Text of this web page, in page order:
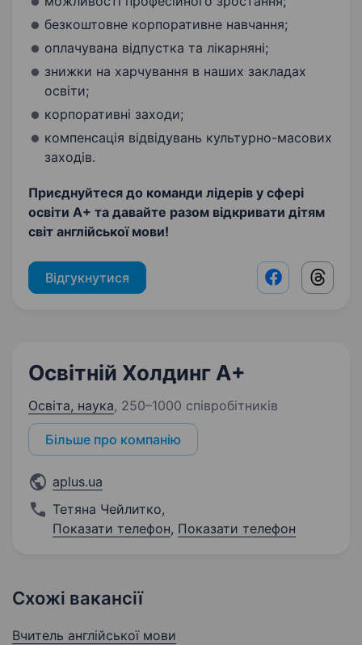
безкоштовне корпоративне навчання;
оплачувана відпустка та лікарняні;
знижки на харчування в наших закладах
освіти;
корпоративні заходи;
компенсація відвідувань культурно-масових
заходів.
Приєднуйтеся до команди лідерів у сфері
освіти А+ та давайте разом відкривати дітям
світ англійської мови!
Відгукнутися Facebook
Освітній Холдинг А+
Освіта, наука, 250–1000 співробітників
Більше про компанію
aplus.ua
Тетяна Чейлитко,
Показати телефон, Показати телефон
Схожі вакансії
Вчитель англійської мови